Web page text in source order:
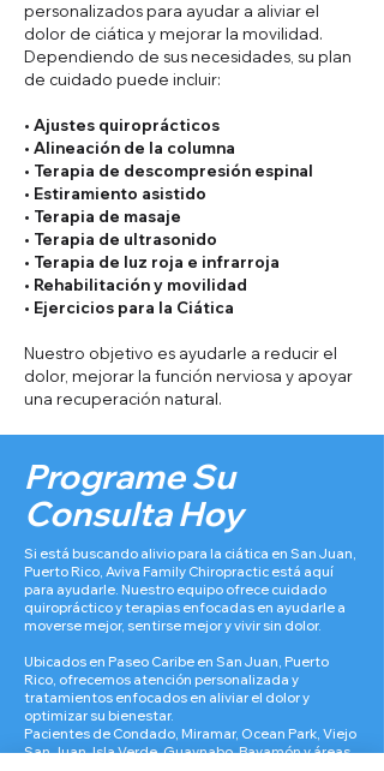
personalizados para ayudar a aliviar el
dolor de ciática y mejorar la movilidad.
Dependiendo de sus necesidades, su plan
de cuidado puede incluir:
• Ajustes quiroprácticos
• Alineación de la columna
• Terapia de descompresión espinal
• Estiramiento asistido
• Terapia de masaje
• Terapia de ultrasonido
• Terapia de luz roja e infrarroja
• Rehabilitación y movilidad
• Ejercicios para la Ciática
Nuestro objetivo es ayudarle a reducir el
dolor, mejorar la función nerviosa y apoyar
una recuperación natural.
Programe Su
Consulta Hoy
Si está buscando alivio para la ciática en San Juan,
Puerto Rico, Aviva Family Chiropractic está aquí
para ayudarle. Nuestro equipo ofrece cuidado
quiropráctico y terapias enfocadas en ayudarle a
moverse mejor, sentirse mejor y vivir sin dolor.
Ubicados en Paseo Caribe en San Juan, Puerto
Rico, ofrecemos atención personalizada y
tratamientos enfocados en aliviar el dolor y
optimizar su bienestar.
Pacientes de Condado, Miramar, Ocean Park, Viejo
San Juan, Isla Verde, Guaynabo, Bayamón y áreas